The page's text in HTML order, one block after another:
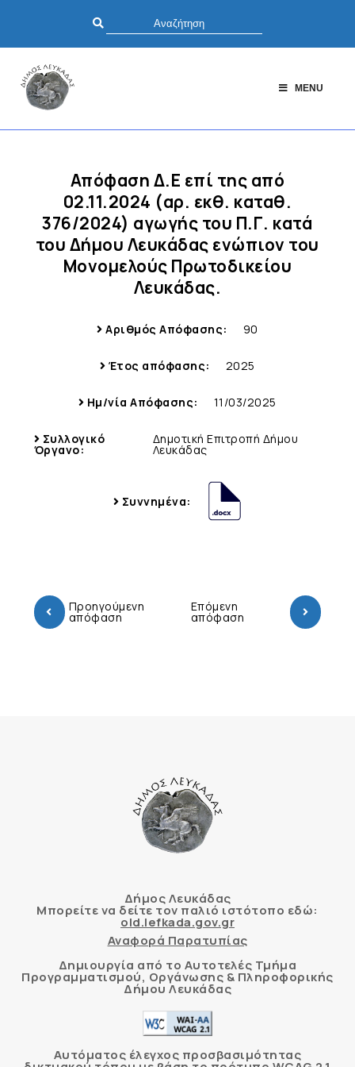
MENU
Απόφαση Δ.Ε επί της από
02.11.2024 (αρ. εκθ. καταθ.
376/2024) αγωγής του Π.Γ. κατά
του Δήμου Λευκάδας ενώπιον του
Μονομελούς Πρωτοδικείου
Λευκάδας.
Αριθμός Απόφασης: 90
Έτος απόφασης: 2025
Ημ/νία Απόφασης: 11/03/2025
Συλλογικό
Όργανο:
Δημοτική Επιτροπή Δήμου
Λευκάδας
Συννημένα:
Προηγούμενη
απόφαση
Επόμενη
απόφαση
Δήμος Λευκάδας
Μπορείτε να δείτε τον παλιό ιστότοπο εδώ:
old.lefkada.gov.gr
Αναφορά Παρατυπίας
Δημιουργία από το Αυτοτελές Τμήμα
Προγραμματισμού, Οργάνωσης & Πληροφορικής
Δήμου Λευκάδας
Αυτόματος έλεγχος προσβασιμότητας